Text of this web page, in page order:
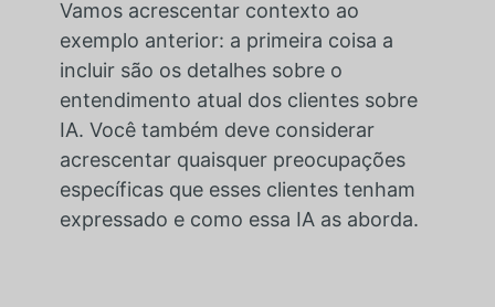
Vamos acrescentar contexto ao
exemplo anterior: a primeira coisa a
incluir são os detalhes sobre o
entendimento atual dos clientes sobre
IA. Você também deve considerar
acrescentar quaisquer preocupações
específicas que esses clientes tenham
expressado e como essa IA as aborda.